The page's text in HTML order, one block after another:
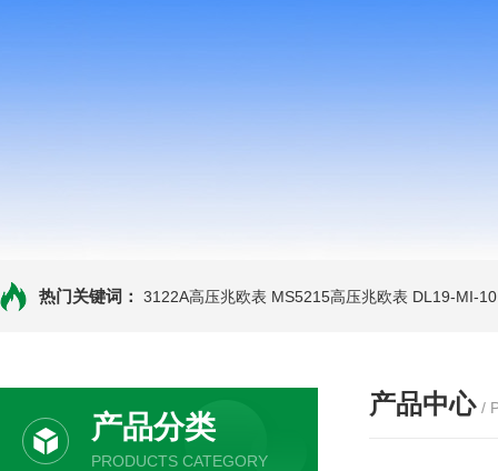
热门关键词： 3122A高压兆欧表 MS5215高压兆欧表 DL19-MI-
产品分类
PRODUCTS CATEGORY
产品中心 /